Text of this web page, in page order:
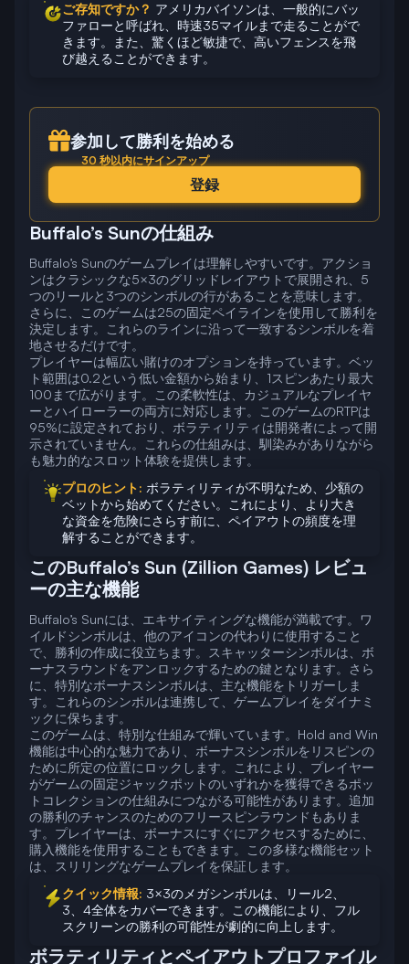
ご存知ですか？ アメリカバイソンは、一般的にバッ
ファローと呼ばれ、時速35マイルまで走ることがで
きます。また、驚くほど敏捷で、高いフェンスを飛
び越えることができます。
参加して勝利を始める
30 秒以内にサインアップ
登録
Buffalo’s Sunの仕組み
Buffalo’s Sunのゲームプレイは理解しやすいです。アクショ
ンはクラシックな5×3のグリッドレイアウトで展開され、5
つのリールと3つのシンボルの行があることを意味します。
さらに、このゲームは25の固定ペイラインを使用して勝利を
決定します。これらのラインに沿って一致するシンボルを着
地させるだけです。
プレイヤーは幅広い賭けのオプションを持っています。ベッ
ト範囲は0.2という低い金額から始まり、1スピンあたり最大
100まで広がります。この柔軟性は、カジュアルなプレイヤ
ーとハイローラーの両方に対応します。このゲームのRTPは
95%に設定されており、ボラティリティは開発者によって開
示されていません。これらの仕組みは、馴染みがありながら
も魅力的なスロット体験を提供します。
プロのヒント: ボラティリティが不明なため、少額の
ベットから始めてください。これにより、より大き
な資金を危険にさらす前に、ペイアウトの頻度を理
解することができます。
このBuffalo’s Sun (Zillion Games) レビュ
ーの主な機能
Buffalo’s Sunには、エキサイティングな機能が満載です。ワ
イルドシンボルは、他のアイコンの代わりに使用すること
で、勝利の作成に役立ちます。スキャッターシンボルは、ボ
ーナスラウンドをアンロックするための鍵となります。さら
に、特別なボーナスシンボルは、主な機能をトリガーしま
す。これらのシンボルは連携して、ゲームプレイをダイナミ
ックに保ちます。
このゲームは、特別な仕組みで輝いています。Hold and Win
機能は中心的な魅力であり、ボーナスシンボルをリスピンの
ために所定の位置にロックします。これにより、プレイヤー
がゲームの固定ジャックポットのいずれかを獲得できるポッ
トコレクションの仕組みにつながる可能性があります。追加
の勝利のチャンスのためのフリースピンラウンドもありま
す。プレイヤーは、ボーナスにすぐにアクセスするために、
購入機能を使用することもできます。この多様な機能セット
は、スリリングなゲームプレイを保証します。
クイック情報: 3×3のメガシンボルは、リール2、
3、4全体をカバーできます。この機能により、フル
スクリーンの勝利の可能性が劇的に向上します。
ボラティリティとペイアウトプロファイル